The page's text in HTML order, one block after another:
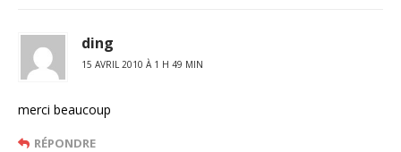
ding
15 AVRIL 2010 À 1 H 49 MIN
merci beaucoup
RÉPONDRE